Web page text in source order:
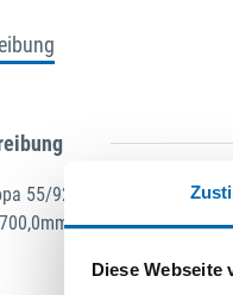
Diese Webseite
55/92 MR2 Nuss: 8mm
B1 790,0mm